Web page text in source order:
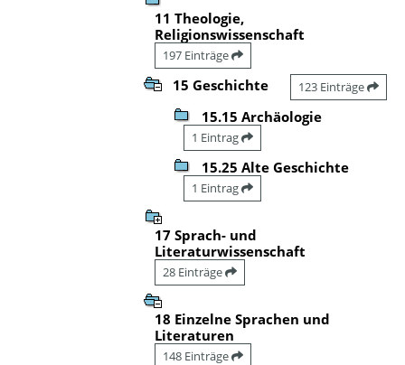
11 Theologie,
Religionswissenschaft
197 Einträge
15 Geschichte 123 Einträge
15.15 Archäologie
1 Eintrag
15.25 Alte Geschichte
1 Eintrag
17 Sprach- und
Literaturwissenschaft
28 Einträge
18 Einzelne Sprachen und
Literaturen
148 Einträge